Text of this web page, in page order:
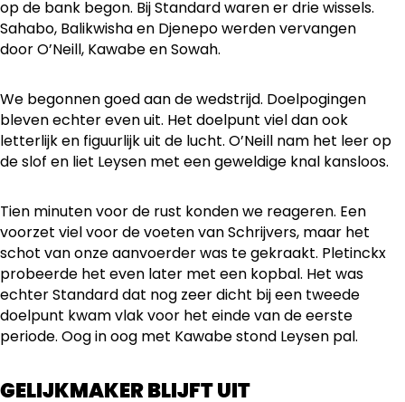
op de bank begon. Bij Standard waren er drie wissels.
Sahabo, Balikwisha en Djenepo werden vervangen
door O’Neill, Kawabe en Sowah.
We begonnen goed aan de wedstrijd. Doelpogingen
bleven echter even uit. Het doelpunt viel dan ook
letterlijk en figuurlijk uit de lucht. O’Neill nam het leer op
de slof en liet Leysen met een geweldige knal kansloos.
Tien minuten voor de rust konden we reageren. Een
voorzet viel voor de voeten van Schrijvers, maar het
schot van onze aanvoerder was te gekraakt. Pletinckx
probeerde het even later met een kopbal. Het was
echter Standard dat nog zeer dicht bij een tweede
doelpunt kwam vlak voor het einde van de eerste
periode. Oog in oog met Kawabe stond Leysen pal.
GELIJKMAKER BLIJFT UIT